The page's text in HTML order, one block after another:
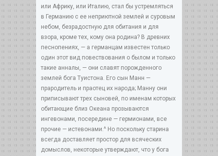
или Африку, или Италию, стал бы устремляться
в Германию с ее неприютной землей и суровым
небом, безрадостную для обитания и для
взора, кроме тех, кому она родина? B древних
песнопениях, — а германцам известен только
один этот вид повествования о былом и только
такие анналы, — они славят порожденного
землей бога Туистона. Его сын Манн —
прародитель и праотец их народа; Манну они
приписывают трех сыновей, по именам которых
обитающие близ Океана прозываются
ингевонами, посередине — гермионами, все
прочие — истевонами.^ Но поскольку старина
всегда доставляет простор для всяческих
домыслов, некоторые утверждают, что у бога